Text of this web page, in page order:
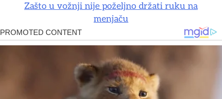
Zašto u vožnji nije poželjno držati ruku na
menjaču